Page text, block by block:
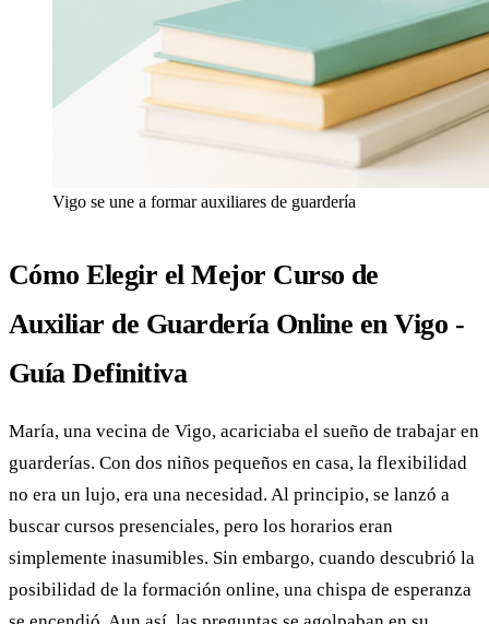
Vigo se une a formar auxiliares de guardería
Cómo Elegir el Mejor Curso de
Auxiliar de Guardería Online en Vigo -
Guía Definitiva
María, una vecina de Vigo, acariciaba el sueño de trabajar en
guarderías. Con dos niños pequeños en casa, la flexibilidad
no era un lujo, era una necesidad. Al principio, se lanzó a
buscar cursos presenciales, pero los horarios eran
simplemente inasumibles. Sin embargo, cuando descubrió la
posibilidad de la formación online, una chispa de esperanza